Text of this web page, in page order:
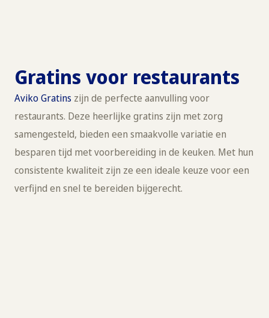
Gratins voor restaurants
Aviko Gratins zijn de perfecte aanvulling voor
restaurants. Deze heerlijke gratins zijn met zorg
samengesteld, bieden een smaakvolle variatie en
besparen tijd met voorbereiding in de keuken. Met hun
consistente kwaliteit zijn ze een ideale keuze voor een
verfijnd en snel te bereiden bijgerecht.